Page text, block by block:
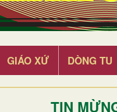
GIÁO XỨ DÒNG TU
TIN